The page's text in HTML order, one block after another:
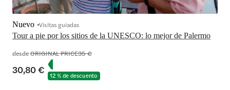
Tour a pie por los sitios de la UNESCO: lo mejor de Palermo
Nuevo Visitas guiadas
desdeORIGINAL PRICE35 €
30,80 € 12 % de descuento